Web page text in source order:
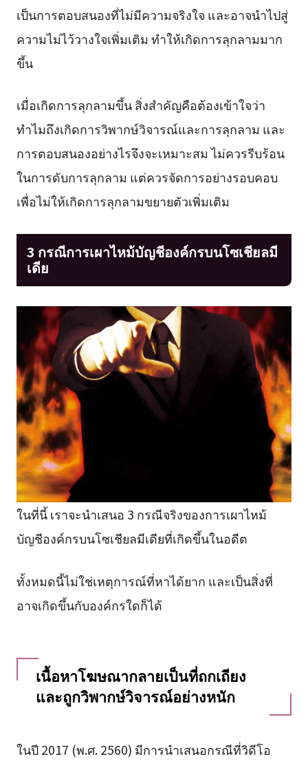
เป็นการตอบสนองที่ไม่มีความจริงใจ และอาจนำไปสู่
ความไม่ไว้วางใจเพิ่มเติม ทำให้เกิดการลุกลามมาก
ขึ้น
เมื่อเกิดการลุกลามขึ้น สิ่งสำคัญคือต้องเข้าใจว่า
ทำไมถึงเกิดการวิพากษ์วิจารณ์และการลุกลาม และ
การตอบสนองอย่างไรจึงจะเหมาะสม ไม่ควรรีบร้อน
ในการดับการลุกลาม แต่ควรจัดการอย่างรอบคอบ
เพื่อไม่ให้เกิดการลุกลามขยายตัวเพิ่มเติม
3 กรณีการเผาไหม้บัญชีองค์กรบนโซเชียลมี
เดีย
ในที่นี้ เราจะนำเสนอ 3 กรณีจริงของการเผาไหม้
บัญชีองค์กรบนโซเชียลมีเดียที่เกิดขึ้นในอดีต
ทั้งหมดนี้ไม่ใช่เหตุการณ์ที่หาได้ยาก และเป็นสิ่งที่
อาจเกิดขึ้นกับองค์กรใดก็ได้
เนื้อหาโฆษณากลายเป็นที่ถกเถียง
และถูกวิพากษ์วิจารณ์อย่างหนัก
ในปี 2017 (พ.ศ. 2560) มีการนำเสนอกรณีที่วิดีโอ